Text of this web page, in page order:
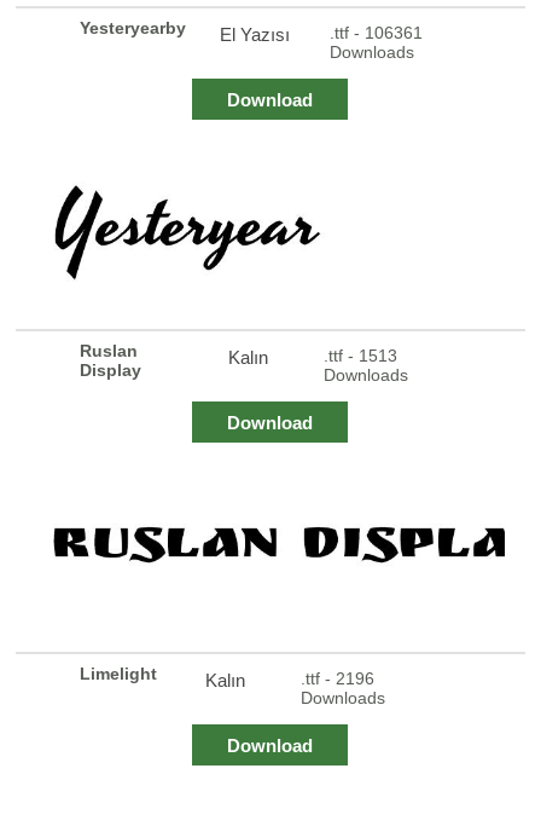
Yesteryearby El Yazısı
.ttf - 106361
Downloads
Download
Ruslan
Display
Kalın
.ttf - 1513
Downloads
Download
Limelight Kalın
.ttf - 2196
Downloads
Download